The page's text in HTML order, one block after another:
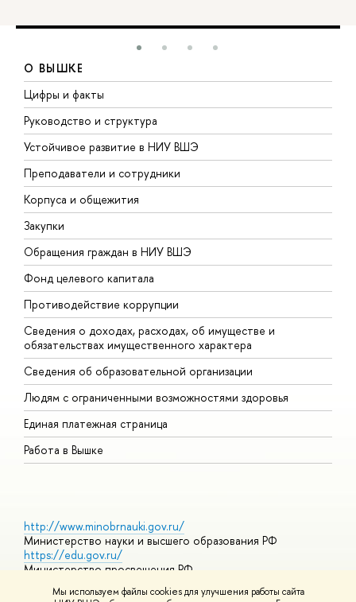
Мы используем файлы cookies для улучшения работы сайта
О ВЫШКЕ
Цифры и факты
Руководство и структура
Устойчивое развитие в НИУ ВШЭ
Преподаватели и сотрудники
Корпуса и общежития
Закупки
Обращения граждан в НИУ ВШЭ
Фонд целевого капитала
Противодействие коррупции
Сведения о доходах, расходах, об имуществе и
обязательствах имущественного характера
Сведения об образовательной организации
Людям с ограниченными возможностями здоровья
Единая платежная страница
Работа в Вышке
http://www.minobrnauki.gov.ru/
Министерство науки и высшего образования РФ
https://edu.gov.ru/
Министерство просвещения РФ
https://elearning.hse.ru/mooc
Массовые открытые онлайн-курсы